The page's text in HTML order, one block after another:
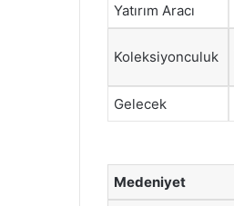
Yatırım Aracı
Koleksiyonculuk
Gelecek
Medeniyet